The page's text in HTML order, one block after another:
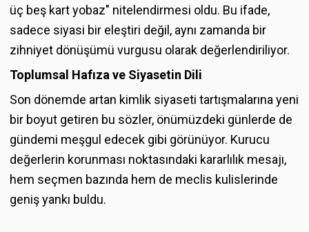
üç beş kart yobaz" nitelendirmesi oldu. Bu ifade,
sadece siyasi bir eleştiri değil, aynı zamanda bir
zihniyet dönüşümü vurgusu olarak değerlendiriliyor.
Toplumsal Hafıza ve Siyasetin Dili
Son dönemde artan kimlik siyaseti tartışmalarına yeni
bir boyut getiren bu sözler, önümüzdeki günlerde de
gündemi meşgul edecek gibi görünüyor. Kurucu
değerlerin korunması noktasındaki kararlılık mesajı,
hem seçmen bazında hem de meclis kulislerinde
geniş yankı buldu.